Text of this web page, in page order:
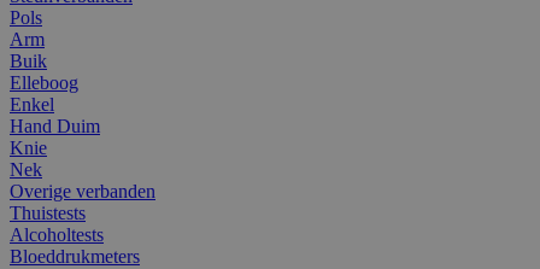
Pols
Arm
Buik
Elleboog
Enkel
Hand Duim
Knie
Nek
Overige verbanden
Thuistests
Alcoholtests
Bloeddrukmeters